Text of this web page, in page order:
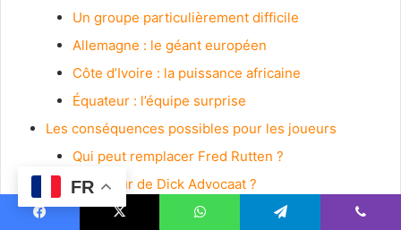
Un groupe particulièrement difficile
Allemagne : le géant européen
Côte d’Ivoire : la puissance africaine
Équateur : l’équipe surprise
Les conséquences possibles pour les joueurs
Qui peut remplacer Fred Rutten ?
Un retour de Dick Advocaat ?
Un entraîneur local
FR